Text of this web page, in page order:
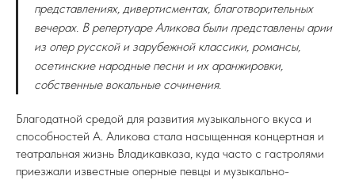
представлениях, дивертисментах, благотворительных
вечерах. В репертуаре Аликова были представлены арии
из опер русской и зарубежной классики, романсы,
осетинские народные песни и их аранжировки,
собственные вокальные сочинения.
Благодатной средой для развития музыкального вкуса и
способностей А. Аликова стала насыщенная концертная и
театральная жизнь Владикавказа, куда часто с гастролями
приезжали известные оперные певцы и музыкально-